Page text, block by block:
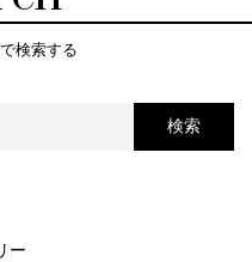
検索する
検索
ー